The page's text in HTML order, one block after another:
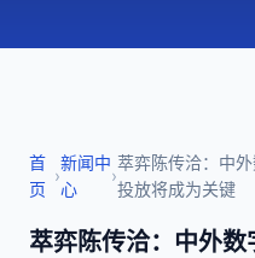
首
页
›
新闻中
心
›
萃弈陈传洽：中
投放将成为关键
萃弈陈传洽：中外数